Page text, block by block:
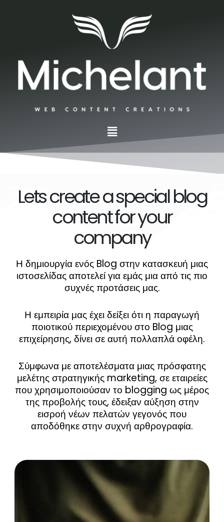
Μενού
Lets create a special blog
content for your
company
Η δημιουργία ενός Blog στην κατασκευή μιας
ιστοσελίδας αποτελεί για εμάς μια από τις πιο
συχνές προτάσεις μας.
Η εμπειρία μας έχει δείξει ότι η παραγωγή
ποιοτικού περιεχομένου στο Blog μιας
επιχείρησης, δίνει σε αυτή πολλαπλά οφέλη.
Σύμφωνα με αποτελέσματα μιας πρόσφατης
μελέτης στρατηγικής marketing, σε εταιρείες
που χρησιμοποιούσαν το blogging ως μέρος
της προβολής τους, έδειξαν αύξηση στην
εισροή νέων πελατών γεγονός που
αποδόθηκε στην συχνή αρθρογραφία.